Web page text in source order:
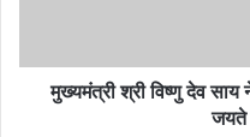
मुख्यमंत्री श्री विष्णु देव
जयते